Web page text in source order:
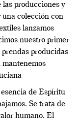
las producciones y
una colección con
lanzamos
nuestro primer
producidas
mantenemos
de Espíritu
Se trata de
humano. El